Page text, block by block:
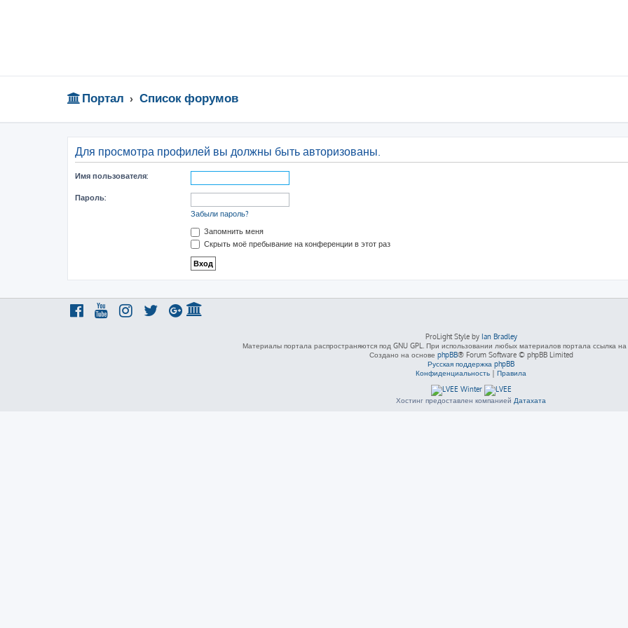
Портал Список форумов
Для просмотра профилей вы должны быть авторизованы.
Имя пользователя:
Пароль:
Забыли пароль?
Запомнить меня
Скрыть моё пребывание на конференции в этот раз
ProLight Style by Ian Bradley
Материалы портала распространяются под GNU GPL. При использовании любых материалов портала ссылка на
Создано на основе phpBB® Forum Software © phpBB Limited
Русская поддержка phpBB
Конфиденциальность | Правила
Хостинг предоставлен компанией Датахата